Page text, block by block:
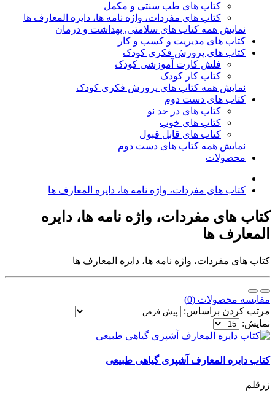
کتاب های طب سنتی و مکمل
کتاب های مفردات، واژه نامه ها، دایره المعارف ها
نمایش همه کتاب های سلامتی, بهداشت و درمان
کتاب های مدیریت و کسب و کار
کتاب های پرورش فکری کودک
فلش کارت آموزشی کودک
کتاب کار کودک
نمایش همه کتاب های پرورش فکری کودک
کتاب های دست دوم
کتاب های در حد نو
کتاب های خوب
کتاب های قابل قبول
نمایش همه کتاب های دست دوم
محصولات
کتاب های مفردات، واژه نامه ها، دایره المعارف ها
کتاب های مفردات، واژه نامه ها، دایره
المعارف ها
کتاب های مفردات، واژه نامه ها، دایره المعارف ها
مقایسه محصولات (0)
مرتب کردن براساس:
نمایش:
کتاب دایره المعارف آشپزی گیاهی طبیعی
زرقلم